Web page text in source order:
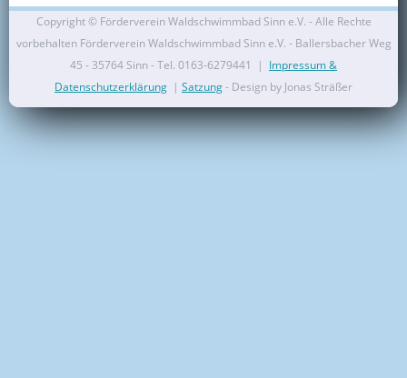
Mitglied werden
Copyright © Förderverein Waldschwimmbad Sinn e.V. - Alle Rechte
vorbehalten Förderverein Waldschwimmbad Sinn e.V. - Ballersbacher Weg
45 - 35764 Sinn - Tel. 0163-6279441 | Impressum &
Datenschutzerklärung | Satzung- Design by Jonas Sträßer